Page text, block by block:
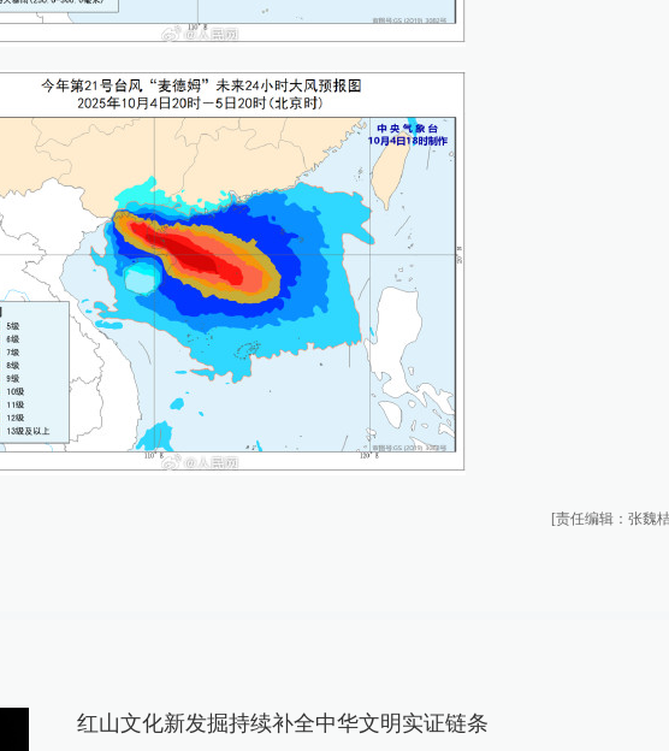
[责任编辑：张魏
红山文化新发掘持续补全中华文明实证链条